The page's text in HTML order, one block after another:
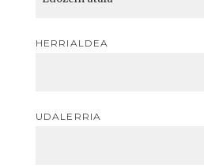
HERRIALDEA
UDALERRIA